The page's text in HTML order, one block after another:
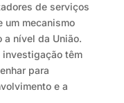
de serviços
mecanismo
a nível da União.
têm
para
e a